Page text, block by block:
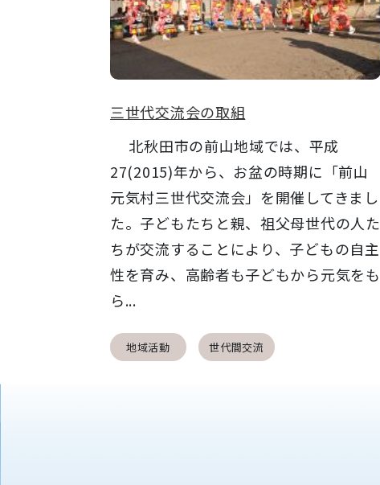
三世代交流会の取組
北秋田市の前山地域では、平成
27(2015)年から、お盆の時期に「前山
元気村三世代交流会」を開催してきまし
た。子どもたちと親、祖父母世代の人た
ちが交流することにより、子どもの自主
性を育み、高齢者も子どもから元気をも
ら...
地域活動 世代間交流